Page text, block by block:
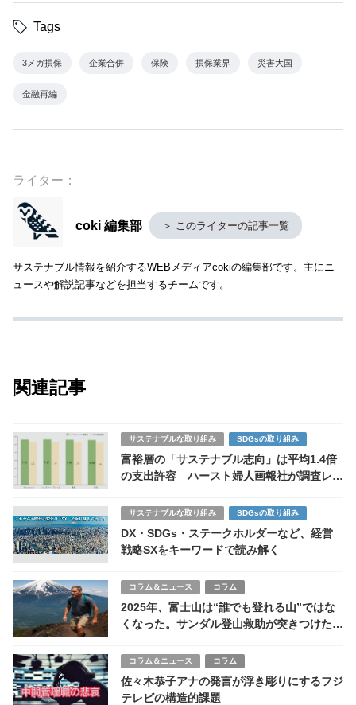
Tags
3メガ損保 企業合併 保険 損保業界 災害大国
金融再編
ライター：
coki 編集部 ＞ このライターの記事一覧
サステナブル情報を紹介するWEBメディアcokiの編集部です。主にニ
ュースや解説記事などを担当するチームです。
関連記事
サステナブルな取り組み SDGsの取り組み
富裕層の「サステナブル志向」は平均1.4倍
の支出許容 ハースト婦人画報社が調査レポ
サステナブルな取り組み SDGsの取り組み
DX・SDGs・ステークホルダーなど、経営
戦略SXをキーワードで読み解く
コラム＆ニュース コラム
2025年、富士山は“誰でも登れる山”ではな
くなった。サンダル登山救助が突きつけた
コラム＆ニュース コラム
佐々木恭子アナの発言が浮き彫りにするフジ
テレビの構造的課題